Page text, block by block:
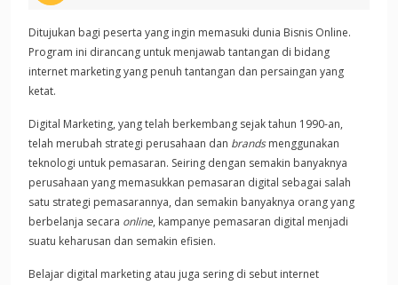
Ditujukan bagi peserta yang ingin memasuki dunia Bisnis Online.
Program ini dirancang untuk menjawab tantangan di bidang
internet marketing yang penuh tantangan dan persaingan yang
ketat.
Digital Marketing, yang telah berkembang sejak tahun 1990-an,
telah merubah strategi perusahaan dan brandsmenggunakan
teknologi untuk pemasaran. Seiring dengan semakin banyaknya
perusahaan yang memasukkan pemasaran digital sebagai salah
satu strategi pemasarannya, dan semakin banyaknya orang yang
berbelanja secara online, kampanye pemasaran digital menjadi
suatu keharusan dan semakin efisien.
Belajar digital marketing atau juga sering di sebut internet